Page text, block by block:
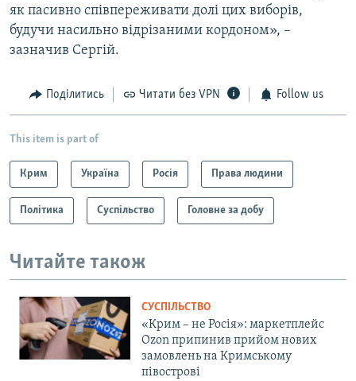
як пасивно співпереживати долі цих виборів,
будучи насильно відрізаними кордоном», –
зазначив Сергій.
Поділитись Читати без VPN Follow us
This item is part of
Крим Україна Росія Права людини
Політика Суспільство Головне за добу
Читайте також
СУСПІЛЬСТВО
«Крим – не Росія»: маркетплейс
Ozon припинив прийом нових
замовлень на Кримському
півострові